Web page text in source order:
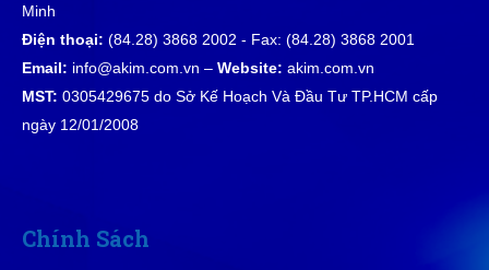
VT
(Đánh giá 1 năm trước)
Chất lượng tốt đóng gói hàng kĩ giao nhanh tầm 2-3
ngày là có:rồi))
Minh
Điện thoại: (84.28) 3868 2002 - Fax: (84.28) 3868 2001
Email: info@akim.com.vn – Website: akim.com.vn
MST: 0305429675 do Sở Kế Hoạch Và Đầu Tư TP.HCM cấp
ngày 12/01/2008
Chính Sách